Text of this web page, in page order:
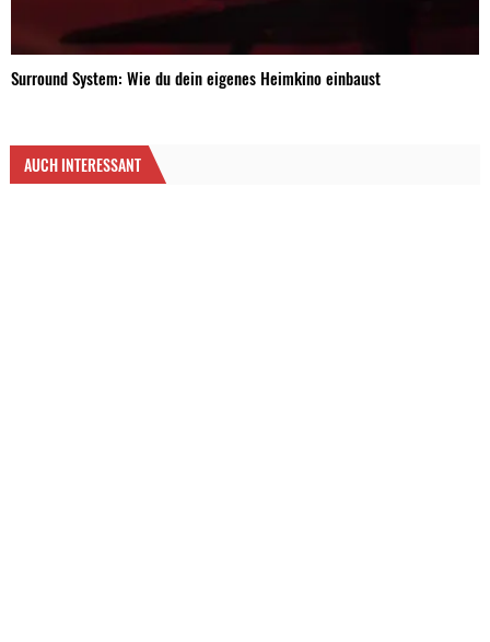
Surround System: Wie du dein eigenes Heimkino einbaust
AUCH INTERESSANT